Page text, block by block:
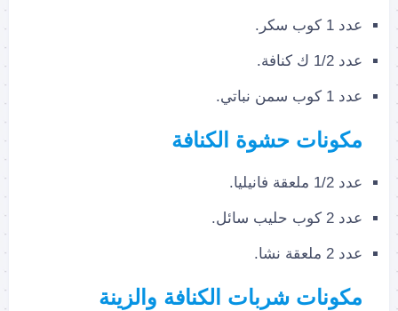
عدد 1 كوب سكر.
عدد 1/2 ك كنافة.
عدد 1 كوب سمن نباتي.
مكونات حشوة الكنافة
عدد 1/2 ملعقة فانيليا.
عدد 2 كوب حليب سائل.
عدد 2 ملعقة نشا.
مكونات شربات الكنافة والزينة